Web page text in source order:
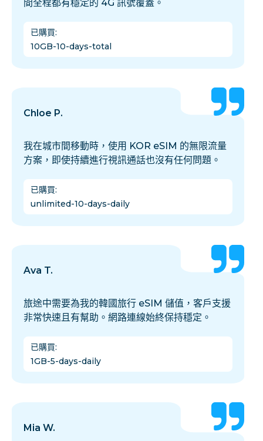
間全程都有穩定的 4G 訊號覆蓋。
已購買:
10GB-10-days-total
Chloe P.
我在城市間移動時，使用 KOR eSIM 的無限流量
方案，即使持續進行視訊通話也沒有任何問題。
已購買:
unlimited-10-days-daily
Ava T.
旅途中需要為我的韓國旅行 eSIM 儲值，客戶支援
非常快速且有幫助。網路連線始終保持穩定。
已購買:
1GB-5-days-daily
Mia W.